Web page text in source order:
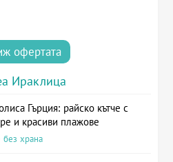
офертата
Ираклица
Гърция: райско кътче с
и красиви плажове
без храна